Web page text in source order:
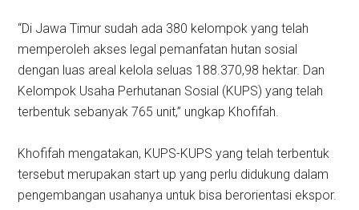
“Di Jawa Timur sudah ada 380 kelompok yang telah
memperoleh akses legal pemanfatan hutan sosial
dengan luas areal kelola seluas 188.370,98 hektar. Dan
Kelompok Usaha Perhutanan Sosial (KUPS) yang telah
terbentuk sebanyak 765 unit,” ungkap Khofifah.
Khofifah mengatakan, KUPS-KUPS yang telah terbentuk
tersebut merupakan start up yang perlu didukung dalam
pengembangan usahanya untuk bisa berorientasi ekspor.